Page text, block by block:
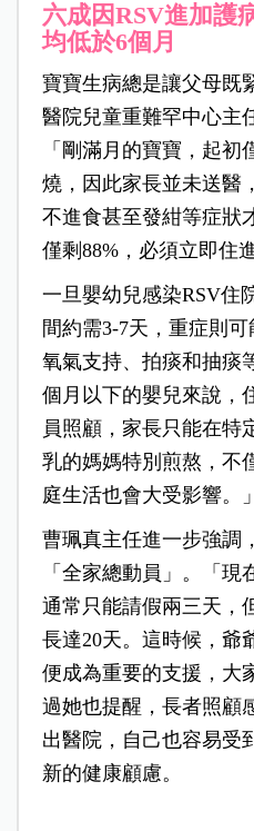
六成因RSV進加護
均低於6個月
寶寶生病總是讓父母既
醫院兒童重難罕中心主
「剛滿月的寶寶，起
燒，因此家長並未送醫
不進食甚至發紺等症狀
僅剩88%，必須立即住
一旦嬰幼兒感染RSV住
間約需3-7天，重症則
氧氣支持、拍痰和抽痰
個月以下的嬰兒來說，
員照顧，家長只能在特
乳的媽媽特別煎熬，不
庭生活也會大受影響。」
曹珮真主任進一步強調
「全家總動員」。「
通常只能請假兩三天，
長達20天。這時候，爺
便成為重要的支援，大
過她也提醒，長者照顧
出醫院，自己也容易受
新的健康顧慮。